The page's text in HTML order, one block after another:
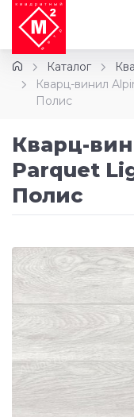
Каталог
Кварц-винил
Полис
Кварц-
Parquet
Полис